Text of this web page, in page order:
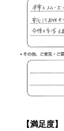
【満足度】